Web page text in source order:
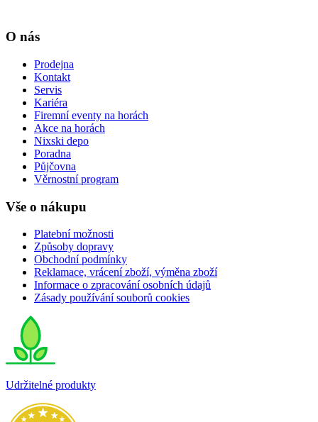
O nás
Prodejna
Kontakt
Servis
Kariéra
Firemní eventy na horách
Akce na horách
Nixski depo
Poradna
Půjčovna
Věrnostní program
Vše o nákupu
Platební možnosti
Způsoby dopravy
Obchodní podmínky
Reklamace, vrácení zboží, výměna zboží
Informace o zpracování osobních údajů
Zásady používání souborů cookies
Udržitelné produkty